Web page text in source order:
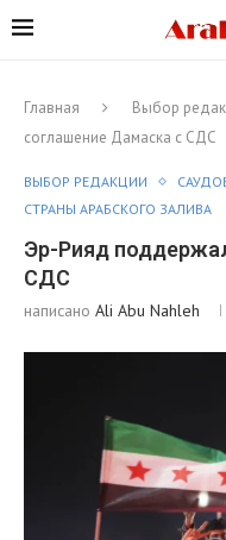
Главная Выбор
соглашение Дамаска с СДС
ВЫБОР РЕДАКЦИИ
СТРАНЫ АРАБСКОГО ЗАЛИВА
Эр-Рияд
СДС
написано Ali Abu Nahleh